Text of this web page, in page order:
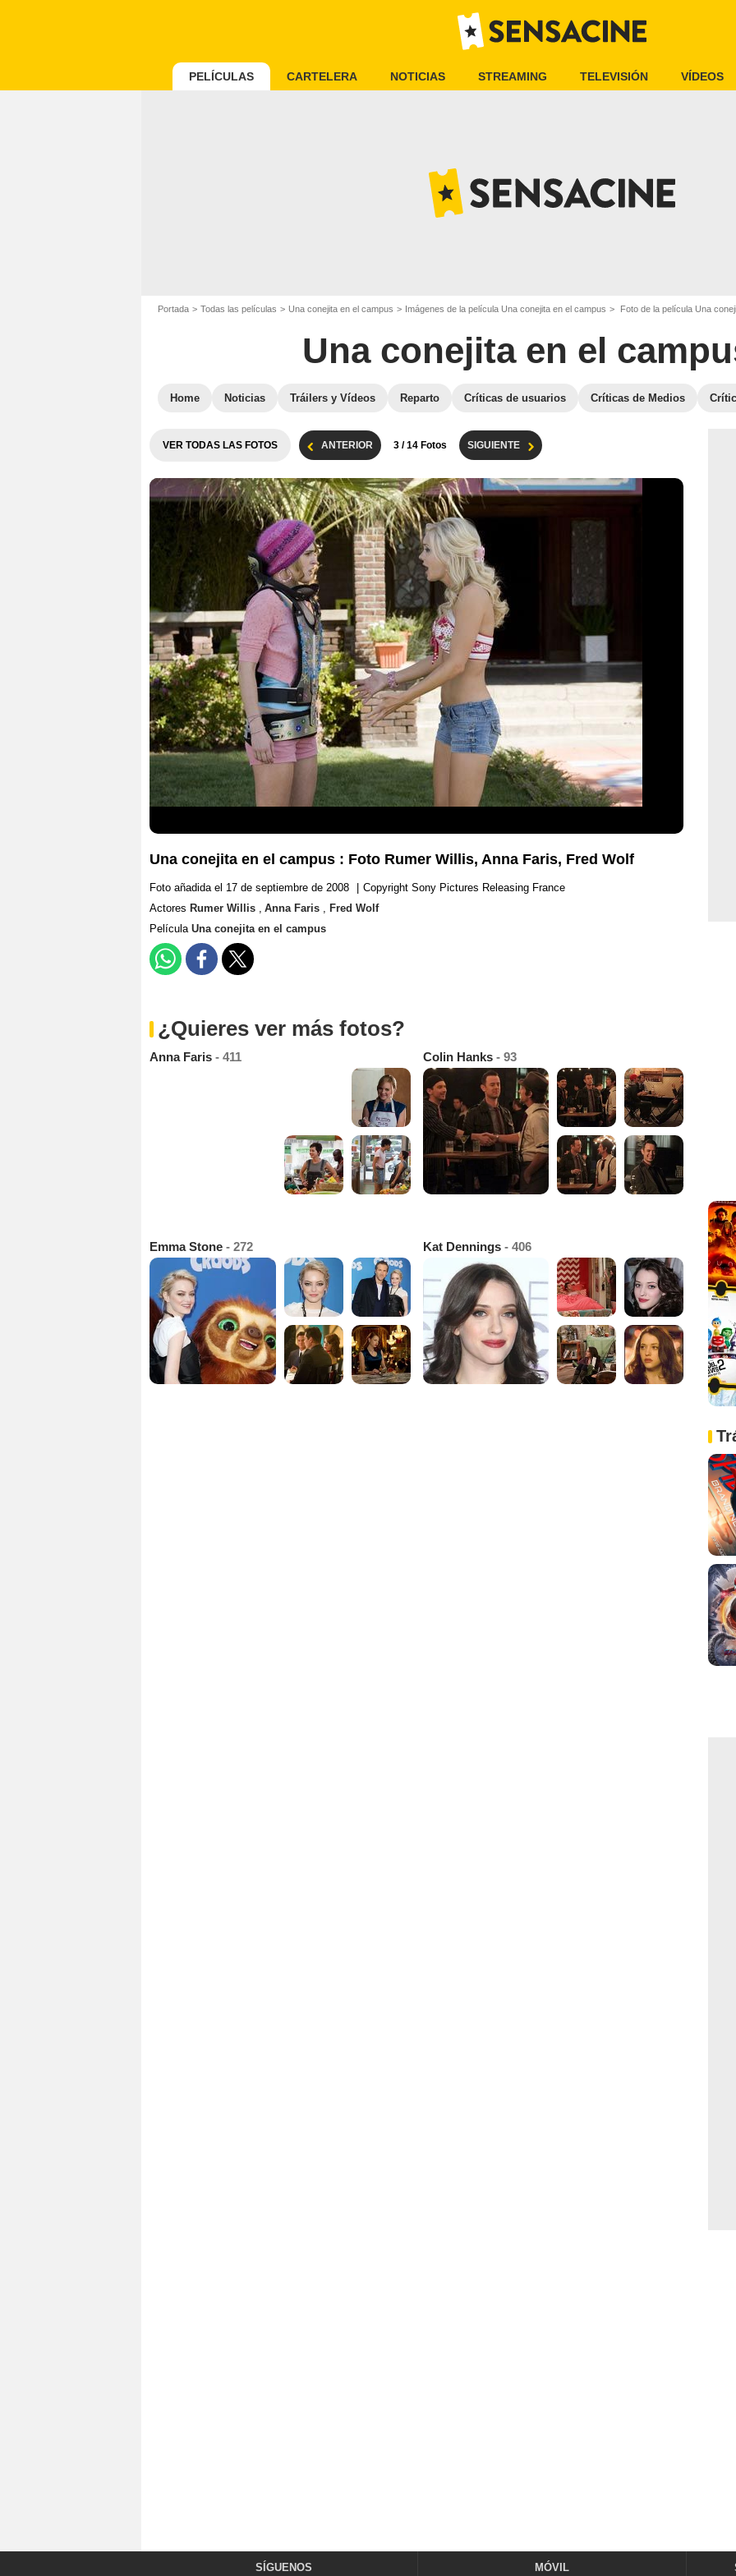
PELÍCULAS CARTELERA NOTICIAS STREAMING TELEVISIÓN VÍDEOS
Portada Todas las películas Una conejita en el campus Imágenes de la película Una conejita en el campus Foto de la película Una
Una conejita en el
Home Noticias Tráilers y Vídeos Reparto Críticas de usuarios Críticas de Medios
VER TODAS LAS FOTOS ANTERIOR 3 / 14 Fotos SIGUIENTE
Una conejita en el campus : Foto Rumer Willis, Anna Faris, Fred Wolf
Foto añadida el 17 de septiembre de 2008
Copyright Sony Pictures Releasing France
Actores Rumer Willis , Anna Faris , Fred Wolf
Película Una conejita en el campus
¿Quieres ver más fotos?
Anna Faris - 411 Colin Hanks - 93
Emma Stone - 272 Kat Dennings - 406
SÍGUENOS MÓVIL